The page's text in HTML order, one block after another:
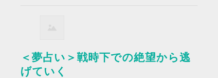
＜夢占い＞戦時下での絶望から逃
げていく